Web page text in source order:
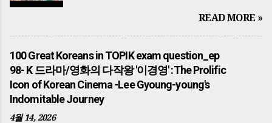
(주몽), 백제의 온조왕 , 신라의 박혁거세 는
각기 알에서 태어났다는 신비로운 탄생 설화를
가지고 각국을 세웠습니다. 가야의 김수로왕
역시 구지봉에서 내려온 황금 알을 통해 왕이
되었으며, 이들은 모두 하늘의 뜻을 받아
국가를 다스리기 시작했습니다. The history
Little Bother, A Big Participation: Energy
Saving Habits 🌍 배경 지식: 왜 에너지
광고는 단순한 환경 보호를 넘어, 중동 전쟁
(Middle East War) 으로 인한 글로벌 에너지
위기와 자원 안보의 중요성을 배경으로 합니다.
한국은 에너지의 대부분을 수입에 의존하기
READ MORE »
100 Great Koreans in TOPIK exam question_ep
98- K 드라마/영화의 다작왕 '이경영' :The Prolific
Icon of Korean Cinema -Lee Gyoung-young's
Indomitable Journey
4월 14, 2026